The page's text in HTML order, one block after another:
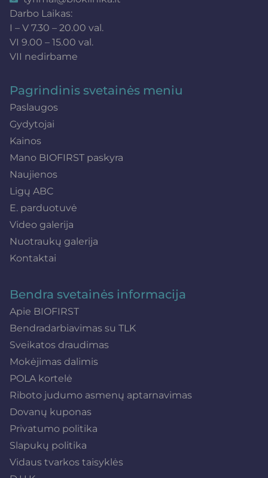
Darbo Laikas:
I – V 7.30 – 20.00 val.
VI 9.00 – 15.00 val.
VII nedirbame
Pagrindinis svetainės meniu
Paslaugos
Gydytojai
Kainos
Mano BIOFIRST paskyra
Naujienos
Ligų ABC
E. parduotuvė
Video galerija
Nuotraukų galerija
Kontaktai
Bendra svetainės informacija
Apie BIOFIRST
Bendradarbiavimas su TLK
Sveikatos draudimas
Mokėjimas dalimis
POLA kortelė
Riboto judumo asmenų aptarnavimas
Dovanų kuponas
Privatumo politika
Slapukų politika
Vidaus tvarkos taisyklės